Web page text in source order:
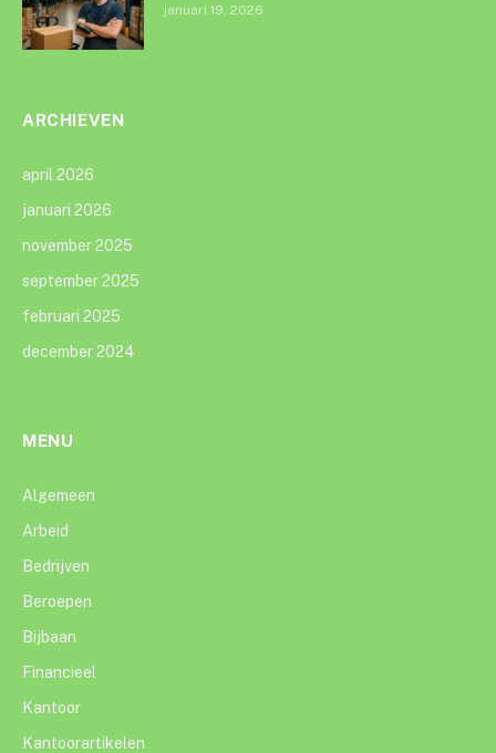
januari 19, 2026
ARCHIEVEN
april 2026
januari 2026
november 2025
september 2025
februari 2025
december 2024
MENU
Algemeen
Arbeid
Bedrijven
Beroepen
Bijbaan
Financieel
Kantoor
Kantoorartikelen